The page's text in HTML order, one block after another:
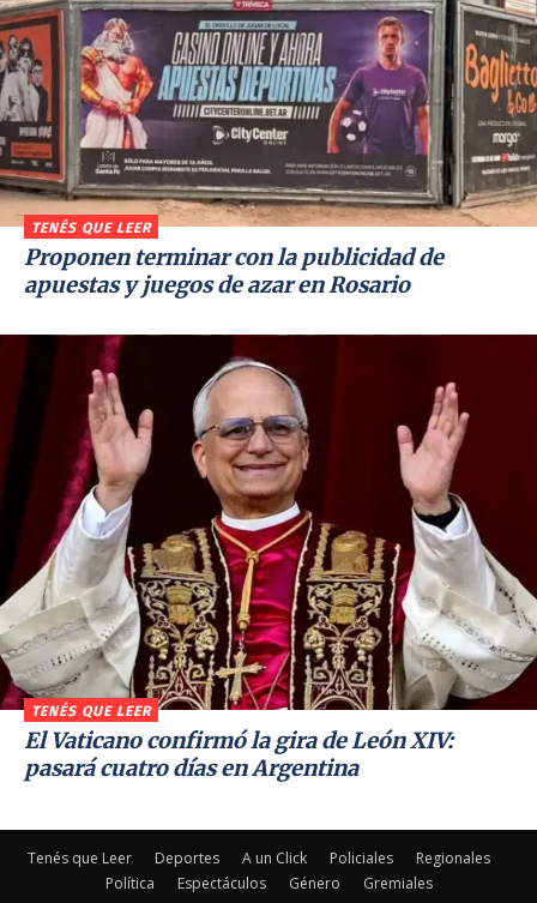
TENÉS QUE LEER
Proponen terminar con la publicidad de
apuestas y juegos de azar en Rosario
TENÉS QUE LEER
El Vaticano confirmó la gira de León XIV:
pasará cuatro días en Argentina
Tenés que Leer Deportes A un Click Policiales
Regionales
Política
Espectáculos Género Gremiales